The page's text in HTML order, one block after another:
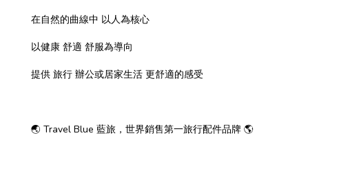
在自然的曲線中 以人為核心
以健康 舒適 舒服為導向
提供 旅行 辦公或居家生活 更舒適的感受
🌏 Travel Blue 藍旅，世界銷售第一旅行配件品牌 🌎